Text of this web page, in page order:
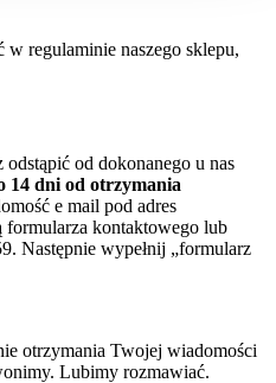
regulaminie naszego sklepu,
od dokonanego u nas
14 dni od otrzymania
e mail pod adres
formularza kontaktowego lub
Następnie wypełnij „formularz
otrzymania Twojej wiadomości
Lubimy rozmawiać.